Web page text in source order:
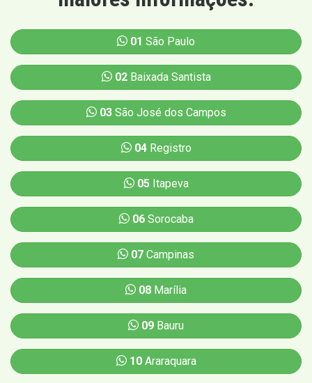
01 São Paulo
02Baixada Santista
03São José dos Campos
04Registro
05Itapeva
06Sorocaba
07 Campinas
08 Marília
09 Bauru
10Araraquara